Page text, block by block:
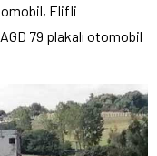
Elifli
79 plakalı otomobil